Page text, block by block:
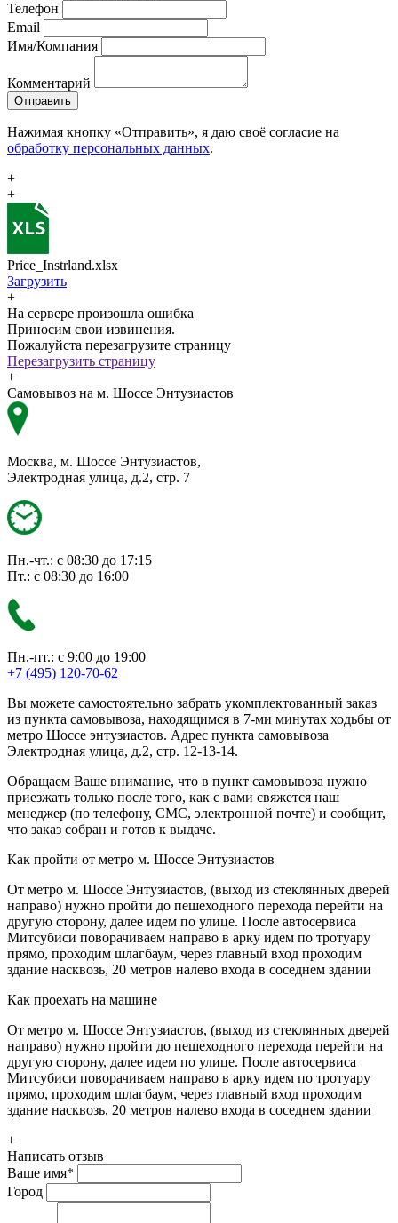
Телефон
Email
Имя/Компания
Комментарий
Отправить
Нажимая кнопку «Отправить», я даю своё согласие на
обработку персональных данных.
+
+
Price_Instrland.xlsx
Загрузить
+
На сервере произошла ошибка
Приносим свои извинения.
Пожалуйста перезагрузите страницу
Перезагрузить страницу
+
Самовывоз на м. Шоссе Энтузиастов
Москва, м. Шоссе Энтузиастов,
Электродная улица, д.2, стр. 7
Пн.-чт.: с 08:30 до 17:15
Пт.: с 08:30 до 16:00
Пн.-пт.: с 9:00 до 19:00
+7 (495) 120-70-62
Вы можете самостоятельно забрать укомплектованный заказ
из пункта самовывоза, находящимся в 7-ми минутах ходьбы от
метро Шоссе энтузиастов. Адрес пункта самовывоза
Электродная улица, д.2, стр. 12-13-14.
Обращаем Ваше внимание, что в пункт самовывоза нужно
приезжать только после того, как с вами свяжется наш
менеджер (по телефону, СМС, электронной почте) и сообщит,
что заказ собран и готов к выдаче.
Как пройти от метро м. Шоссе Энтузиастов
От метро м. Шоссе Энтузиастов, (выход из стеклянных дверей
направо) нужно пройти до пешеходного перехода перейти на
другую сторону, далее идем по улице. После автосервиса
Митсубиси поворачиваем направо в арку идем по тротуару
прямо, проходим шлагбаум, через главный вход проходим
здание насквозь, 20 метров налево входа в соседнем здании
Как проехать на машине
От метро м. Шоссе Энтузиастов, (выход из стеклянных дверей
направо) нужно пройти до пешеходного перехода перейти на
другую сторону, далее идем по улице. После автосервиса
Митсубиси поворачиваем направо в арку идем по тротуару
прямо, проходим шлагбаум, через главный вход проходим
здание насквозь, 20 метров налево входа в соседнем здании
+
Написать отзыв
Ваше имя*
Город